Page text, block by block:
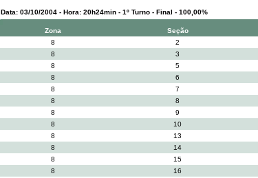
Data: 03/10/2004 - Hora: 20h24min - 1º Turno - Final - 100,00%
Zona Seção
8
2
8
3
8
5
8
6
8
7
8
8
8
9
8
10
8
13
8
14
8
15
8
16